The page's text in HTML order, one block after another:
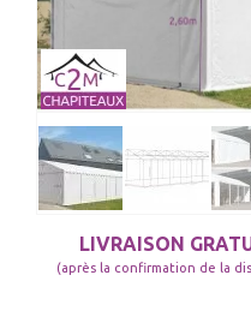
LIVRAISON
(après la confirmation de la